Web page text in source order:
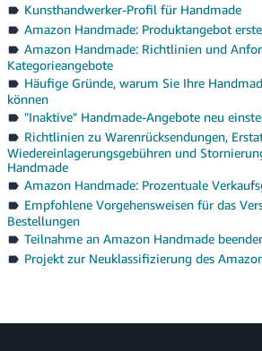
Kunsthandwerker-Profil für Handmade
Amazon Handmade: Produktangebot
Amazon Handmade: Richtlinien und
Kategorieangebote
Häufige Gründe, warum Sie Ihre
können
"Inaktive" Handmade-Angebote neu
Richtlinien zu Warenrücksendungen,
Wiedereinlagerungsgebühren und
Handmade
Amazon Handmade: Prozentuale
Empfohlene Vorgehensweisen für das
Bestellungen
Teilnahme an Amazon Handmade
Projekt zur Neuklassifizierung des